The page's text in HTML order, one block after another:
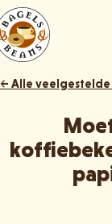
← Alle